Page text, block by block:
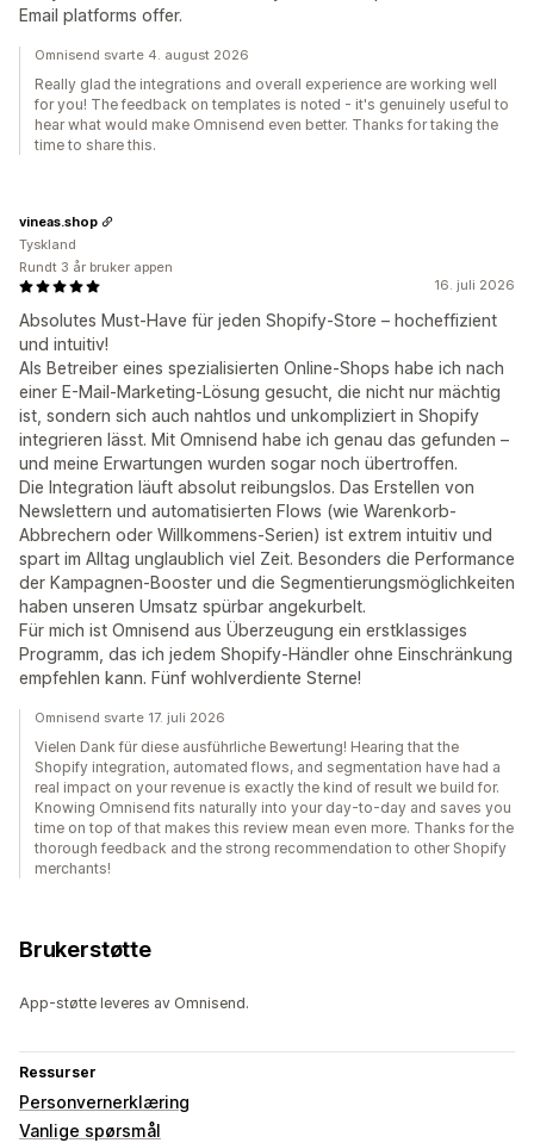
Email platforms offer.
Omnisend svarte 4. august 2026
Really glad the integrations and overall experience are working well
for you! The feedback on templates is noted - it's genuinely useful to
hear what would make Omnisend even better. Thanks for taking the
time to share this.
16. juli 2026
Absolutes Must-Have für jeden Shopify-Store – hocheffizient
und intuitiv!
Als Betreiber eines spezialisierten Online-Shops habe ich nach
einer E-Mail-Marketing-Lösung gesucht, die nicht nur mächtig
ist, sondern sich auch nahtlos und unkompliziert in Shopify
integrieren lässt. Mit Omnisend habe ich genau das gefunden –
und meine Erwartungen wurden sogar noch übertroffen.
Die Integration läuft absolut reibungslos. Das Erstellen von
Newslettern und automatisierten Flows (wie Warenkorb-
Abbrechern oder Willkommens-Serien) ist extrem intuitiv und
spart im Alltag unglaublich viel Zeit. Besonders die Performance
der Kampagnen-Booster und die Segmentierungsmöglichkeiten
haben unseren Umsatz spürbar angekurbelt.
Für mich ist Omnisend aus Überzeugung ein erstklassiges
Programm, das ich jedem Shopify-Händler ohne Einschränkung
empfehlen kann. Fünf wohlverdiente Sterne!
vineas.shop
Tyskland
Rundt 3 år bruker appen
Omnisend svarte 17. juli 2026
Vielen Dank für diese ausführliche Bewertung! Hearing that the
Shopify integration, automated flows, and segmentation have had a
real impact on your revenue is exactly the kind of result we build for.
Knowing Omnisend fits naturally into your day-to-day and saves you
time on top of that makes this review mean even more. Thanks for the
thorough feedback and the strong recommendation to other Shopify
merchants!
Brukerstøtte
App-støtte leveres av Omnisend.
Ressurser
Personvernerklæring
Vanlige spørsmål